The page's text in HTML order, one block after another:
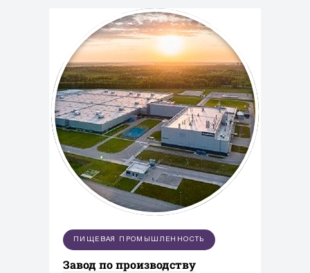
компетенций Алтайского края.
ПИЩЕВАЯ ПРОМЫШЛЕННОСТЬ
Завод по производству